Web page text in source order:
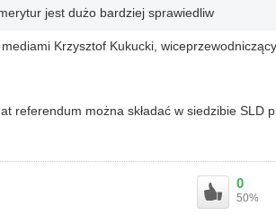
jest dużo bardziej sprawiedliw
Krzysztof Kukucki,
referendum można składać w siedzibie SLD
0
50%